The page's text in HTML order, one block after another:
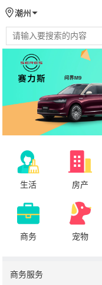
潮州
生活 房产
商务 宠物
商务服务